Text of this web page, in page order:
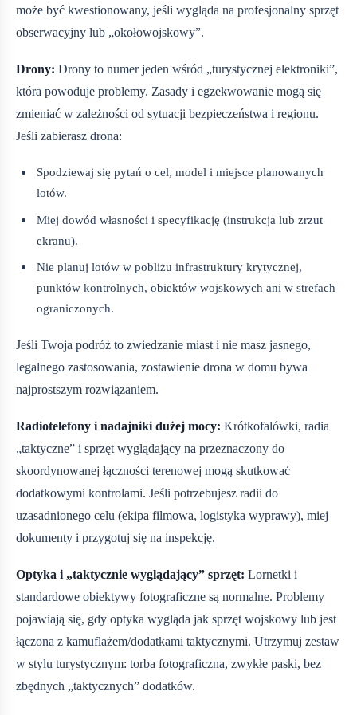
może być kwestionowany, jeśli wygląda na profesjonalny sprzęt
obserwacyjny lub „okołowojskowy”.
Drony: Drony to numer jeden wśród „turystycznej elektroniki”,
która powoduje problemy. Zasady i egzekwowanie mogą się
zmieniać w zależności od sytuacji bezpieczeństwa i regionu.
Jeśli zabierasz drona:
Spodziewaj się pytań o cel, model i miejsce planowanych
lotów.
Miej dowód własności i specyfikację (instrukcja lub zrzut
ekranu).
Nie planuj lotów w pobliżu infrastruktury krytycznej,
punktów kontrolnych, obiektów wojskowych ani w strefach
ograniczonych.
Jeśli Twoja podróż to zwiedzanie miast i nie masz jasnego,
legalnego zastosowania, zostawienie drona w domu bywa
najprostszym rozwiązaniem.
Radiotelefony i nadajniki dużej mocy: Krótkofalówki, radia
„taktyczne” i sprzęt wyglądający na przeznaczony do
skoordynowanej łączności terenowej mogą skutkować
dodatkowymi kontrolami. Jeśli potrzebujesz radii do
uzasadnionego celu (ekipa filmowa, logistyka wyprawy), miej
dokumenty i przygotuj się na inspekcję.
Optyka i „taktycznie wyglądający” sprzęt: Lornetki i
standardowe obiektywy fotograficzne są normalne. Problemy
pojawiają się, gdy optyka wygląda jak sprzęt wojskowy lub jest
łączona z kamuflażem/dodatkami taktycznymi. Utrzymuj zestaw
w stylu turystycznym: torba fotograficzna, zwykłe paski, bez
zbędnych „taktycznych” dodatków.